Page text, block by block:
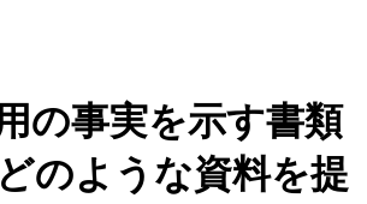
の事実を示す書類
のような資料を提